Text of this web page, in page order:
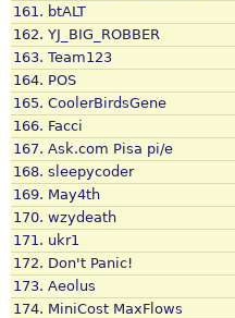
161. btALT
162. YJ_BIG_ROBBER
163. Team123
164. POS
165. CoolerBirdsGene
166. Facci
167. Ask.com Pisa pi/e
168. sleepycoder
169. May4th
170. wzydeath
171. ukr1
172. Don't Panic!
173. Aeolus
174. MiniCost MaxFlows